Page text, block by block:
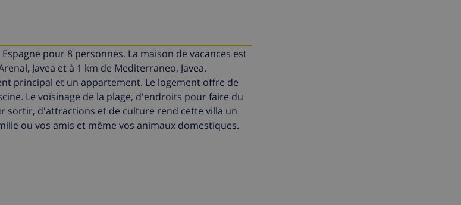
pour 8 personnes. La maison de vacances est
Javea et à 1 km de Mediterraneo, Javea.
principal et un appartement. Le logement offre de
Le voisinage de la plage, d'endroits pour faire du
sortir, d'attractions et de culture rend cette villa un
ou vos amis et même vos animaux domestiques.